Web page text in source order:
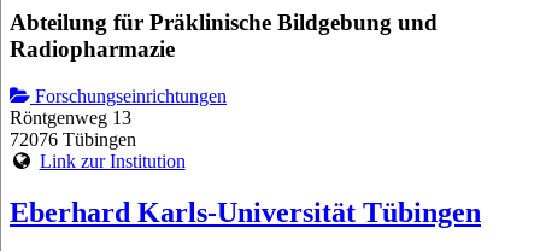
Abteilung für Präklinische Bildgebung und
Radiopharmazie
Forschungseinrichtungen
Röntgenweg 13
72076 Tübingen
Link zur Institution
Eberhard Karls-Universität Tübingen